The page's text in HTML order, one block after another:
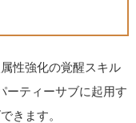
性強化の覚醒スキル
ーティーサブに起用す
きます。